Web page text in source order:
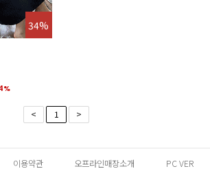
34%
< 1 >
이용약관 오프라인매장소개 PC VER